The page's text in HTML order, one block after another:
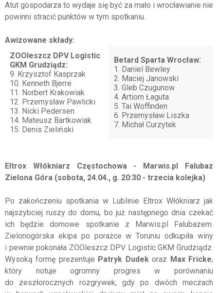
Atut gospodarza to wydaje się być za mało i wrocławianie nie
powinni stracić punktów w tym spotkaniu.
Awizowane składy:
ZOOleszcz DPV Logistic
GKM Grudziądz:
9. Krzysztof Kasprzak
10. Kenneth Bjerre
11. Norbert Krakowiak
12. Przemysław Pawlicki
13. Nicki Pedersen
14. Mateusz Bartkowiak
15. Denis Zieliński
Betard Sparta Wrocław:
1. Daniel Bewley
2. Maciej Janowski
3. Gleb Czugunow
4. Artiom Łaguta
5. Tai Woffinden
6. Przemysław Liszka
7. Michał Curzytek
Eltrox Włókniarz Częstochowa - Marwis.pl Falubaz
Zielona Góra (sobota, 24.04., g. 20:30 - trzecia kolejka)
Po zakończeniu spotkania w Lublinie Eltrox Włókniarz jak
najszybciej ruszy do domu, bo już następnego dnia czekać
ich będzie domowe spotkanie z Marwis.pl Falubazem.
Zielonogórska ekipa po porażce w Toruniu odkupiła winy
i pewnie pokonała ZOOleszcz DPV Logistic GKM Grudziądz.
Wysoką formę prezentuje Patryk Dudekoraz Max Fricke,
który notuje ogromny progres w porównaniu
do zeszłorocznych rozgrywek, gdy po dwóch meczach